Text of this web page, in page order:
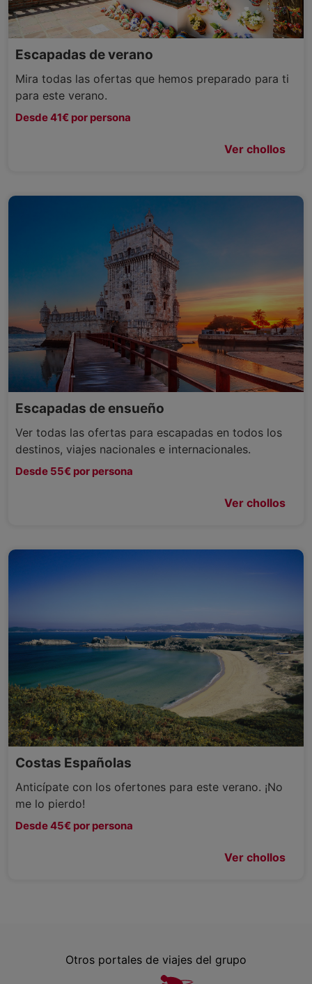
Escapadas de verano
Mira todas las ofertas que hemos preparado para ti
para este verano.
Desde 41€ por persona
Ver chollos
Escapadas de ensueño
Ver todas las ofertas para escapadas en todos los
destinos, viajes nacionales e internacionales.
Desde 55€ por persona
Ver chollos
Costas Españolas
Anticípate con los ofertones para este verano. ¡No
me lo pierdo!
Desde 45€ por persona
Ver chollos
Otros portales de viajes del grupo